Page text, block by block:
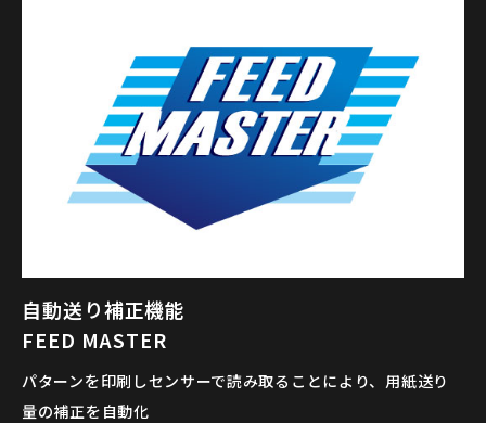
自動送り補正機能
FEED MASTER
パターンを印刷しセンサーで読み取ることにより、用紙送り
量の補正を自動化